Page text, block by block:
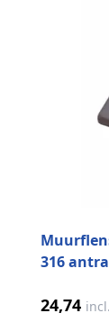
316
24,74